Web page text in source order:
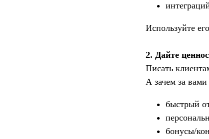
Используйте
2. Дайте
Писать
А зачем за
быстрый
бонусы/